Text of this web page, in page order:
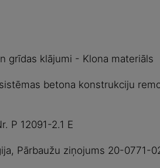
grīdas klājumi - Klona materiāls
betona konstrukciju
P 12091-2.1 E
Pārbaužu ziņojums 20-0771-